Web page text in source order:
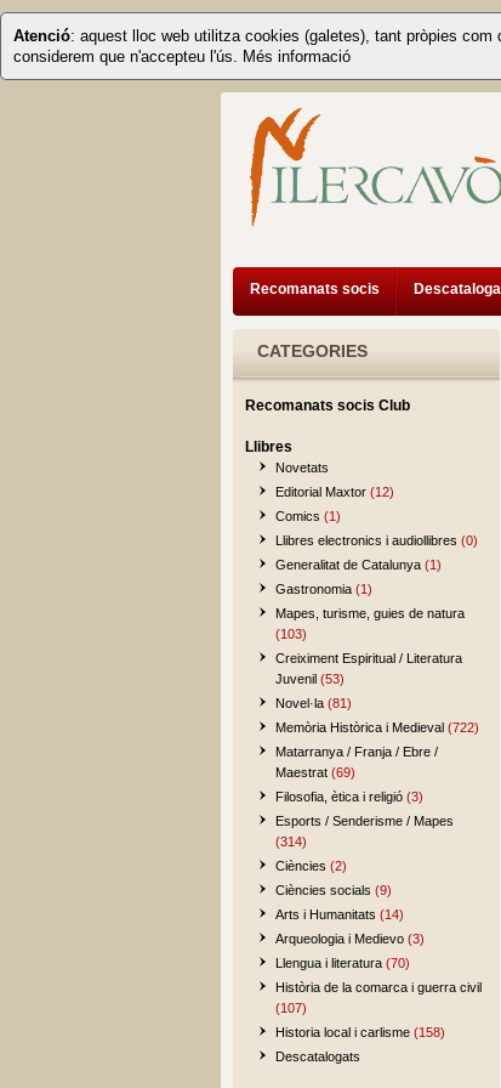
Atenció: aquest lloc web utilitza cookies (galetes), tant pròpies
considerem que n'accepteu l'ús. Més informació
Recomanats socis
CATEGORIES
Recomanats socis Club
Llibres
Novetats
Editorial Maxtor (12)
Comics (1)
Llibres electronics i audiollibres (0)
Generalitat de Catalunya (1)
Gastronomia (1)
Mapes, turisme, guies de natura
(103)
Creiximent Espiritual / Literatura
Juvenil (53)
Novel·la (81)
Memòria Històrica i Medieval (722)
Matarranya / Franja / Ebre /
Maestrat (69)
Filosofia, ètica i religió (3)
Esports / Senderisme / Mapes
(314)
Ciències (2)
Ciències socials (9)
Arts i Humanitats (14)
Arqueologia i Medievo (3)
Llengua i literatura (70)
Història de la comarca i guerra civil
(107)
Historia local i carlisme (158)
Descatalogats